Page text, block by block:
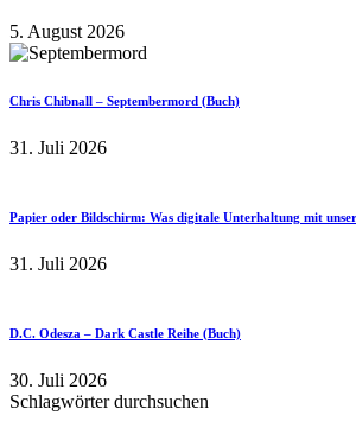
5. August 2026
Chris Chibnall – Septembermord (Buch)
31. Juli 2026
Papier oder Bildschirm: Was digitale Unterhaltung mit
31. Juli 2026
D.C. Odesza – Dark Castle Reihe (Buch)
30. Juli 2026
Schlagwörter durchsuchen